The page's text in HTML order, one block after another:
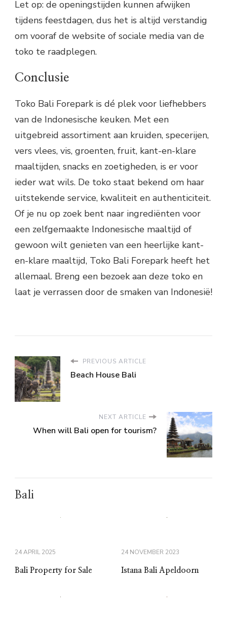
Let op: de openingstijden kunnen afwijken
tijdens feestdagen, dus het is altijd verstandig
om vooraf de website of sociale media van de
toko te raadplegen.
Conclusie
Toko Bali Forepark is dé plek voor liefhebbers
van de Indonesische keuken. Met een
uitgebreid assortiment aan kruiden, specerijen,
vers vlees, vis, groenten, fruit, kant-en-klare
maaltijden, snacks en zoetigheden, is er voor
ieder wat wils. De toko staat bekend om haar
uitstekende service, kwaliteit en authenticiteit.
Of je nu op zoek bent naar ingrediënten voor
een zelfgemaakte Indonesische maaltijd of
gewoon wilt genieten van een heerlijke kant-
en-klare maaltijd, Toko Bali Forepark heeft het
allemaal. Breng een bezoek aan deze toko en
laat je verrassen door de smaken van Indonesië!
PREVIOUS ARTICLE
Beach House Bali
NEXT ARTICLE
When will Bali open for tourism?
Bali
24 APRIL 2025
Bali Property for Sale
24 NOVEMBER 2023
Istana Bali Apeldoorn